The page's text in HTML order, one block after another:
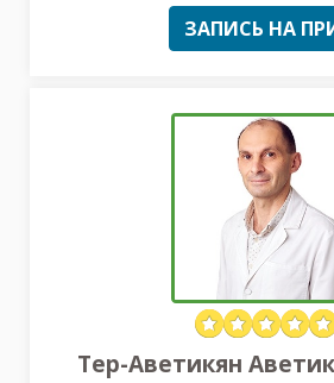
ЗАПИСЬ НА
Тер-Аветикян